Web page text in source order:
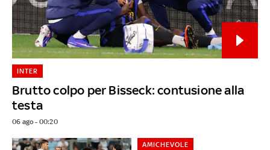
Brutto colpo per Bisseck: contusione alla
testa
INTER
06 ago - 00:20
AMICHEVOLE